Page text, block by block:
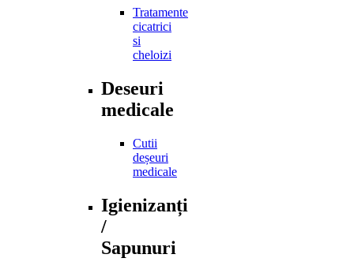
Tratamente
cicatrici
si
cheloizi
Deseuri
medicale
Cutii
deșeuri
medicale
Igienizanți
/
Sapunuri